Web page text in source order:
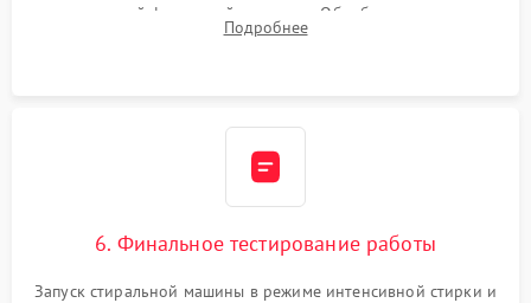
надежной фиксацией хомутами. Обработка стыков
герметиком для предотвращения возможных протечек воды.
Подробнее
6. Финальное тестирование работы
Запуск стиральной машины в режиме интенсивной стирки и